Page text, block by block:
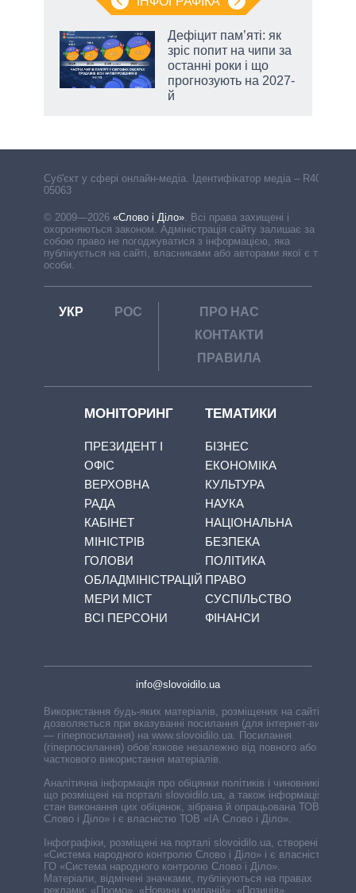
Дефіцит пам’яті: як
зріс попит на чипи за
останні роки і що
прогнозують на 2027-
й
Cуб'єкт у сфері онлайн-медіа. Ідентифікатор медіа – R40-
05063
© 2009—2026 «Слово і Діло»
Всі права захищені і
охороняються законом. Адміністрація сайту залишає за
собою право не погоджуватися з інформацією, яка
публікується на сайті, власниками або авторами якої є треті
особи.
УКР РОС
ПРО НАС
КОНТАКТИ
ПРАВИЛА
МОНІТОРИНГ
ПРЕЗИДЕНТ І
ОФІС
ВЕРХОВНА
РАДА
КАБІНЕТ
МІНІСТРІВ
ГОЛОВИ
ОБЛАДМІНІСТРАЦІЙ
МЕРИ МІСТ
ВСІ ПЕРСОНИ
ТЕМАТИКИ
БІЗНЕС
ЕКОНОМІКА
КУЛЬТУРА
НАУКА
НАЦІОНАЛЬНА
БЕЗПЕКА
ПОЛІТИКА
ПРАВО
СУСПІЛЬСТВО
ФІНАНСИ
info@slovoidilo.ua
Використання будь-яких матеріалів, розміщених на сайті,
дозволяється при вказуванні посилання (для інтернет-видань
— гіперпосилання) на www.slovoidilo.ua. Посилання
(гіперпосилання) обов’язкове незалежно від повного або
часткового використання матеріалів.
Аналітична інформація про обіцянки політиків і чиновників,
що розміщені на порталі slovoidilo.ua, а також інформація про
стан виконання цих обіцянок, зібрана й опрацьована ТОВ «ІА
Слово і Діло» і є власністю ТОВ «ІА Слово і Діло».
Інфографіки, розміщені на порталі slovoidilo.ua, створені ГО
«Система народного контролю Слово і Діло» і є власністю
ГО «Система народного контролю Слово і Діло».
Матеріали, відмічені значками, публікуються на правах
реклами: «Промо», «Новини компаній», «Позиція»,